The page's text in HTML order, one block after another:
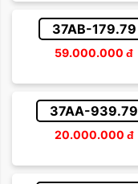
37AB-179.79
59.000.000 đ
37AA-939.79
20.000.000 đ